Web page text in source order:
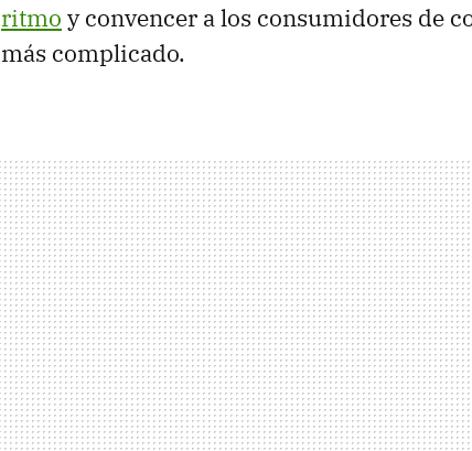
ritmo y convencer a los consumidores de
más complicado.